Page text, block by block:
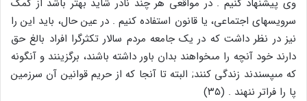
سرویس‏هاى اجتماعى، یا قانون استفاده کنیم . در عین حال، باید این را
نیز در نظر داشت که در یک جامعه مردم سالار تکثرگرا افراد بالغ حق
دارند خود آنچه را مى‏خواهند بدان باور داشته باشند، برگزینند و آن‏گونه
که مى‏پسندند زندگى کنند; البته تا آنجا که از حریم قوانین آن سرزمین
پا را فراتر ننهند . (۳۵)